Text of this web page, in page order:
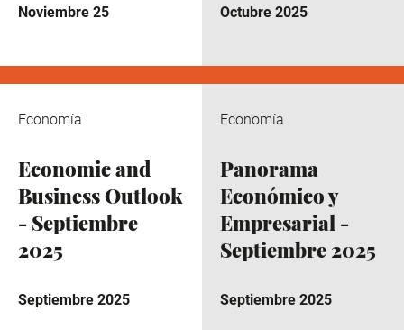
Noviembre 25 Octubre 2025
Economía
Economic and
Business Outlook
- Septiembre
2025
Septiembre 2025
Economía
Panorama
Económico y
Empresarial -
Septiembre 2025
Septiembre 2025